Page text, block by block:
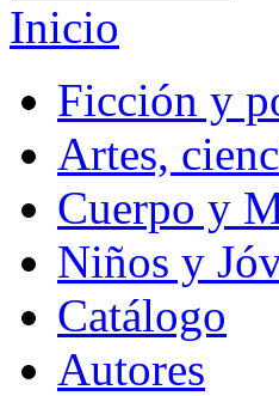
Inicio
Ficción y
Artes,
Cuerpo y
Niños y
Catálogo
Autores